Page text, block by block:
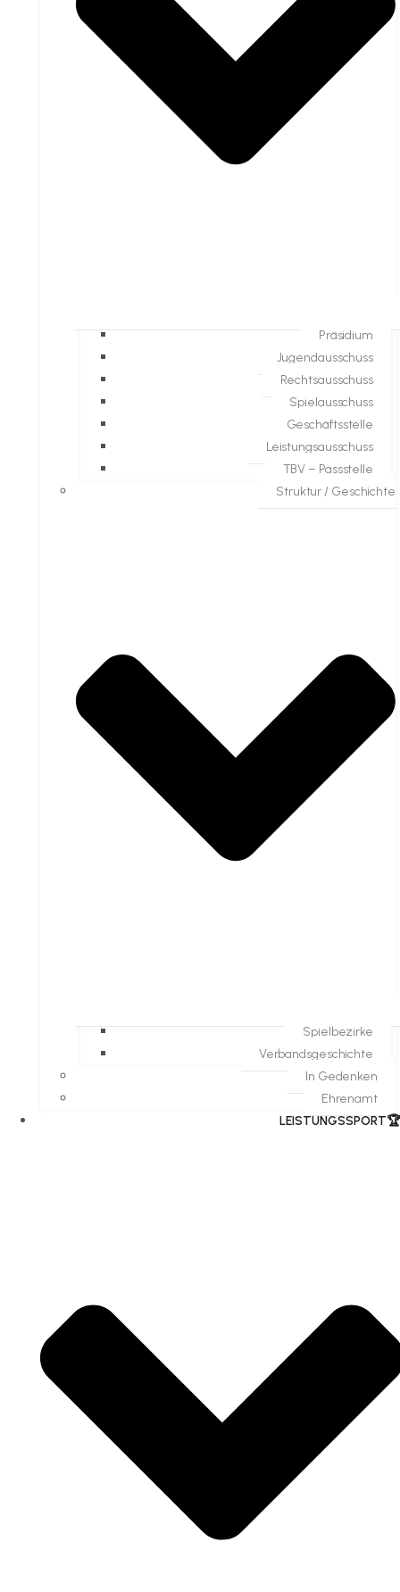
Präsidium
Jugendausschuss
Rechtsausschuss
Spielausschuss
Geschäftsstelle
Leistungsausschuss
TBV – Passstelle
Struktur / Geschichte
Spielbezirke
Verbandsgeschichte
In Gedenken
Ehrenamt
​LEISTUNGSSPORT🏆